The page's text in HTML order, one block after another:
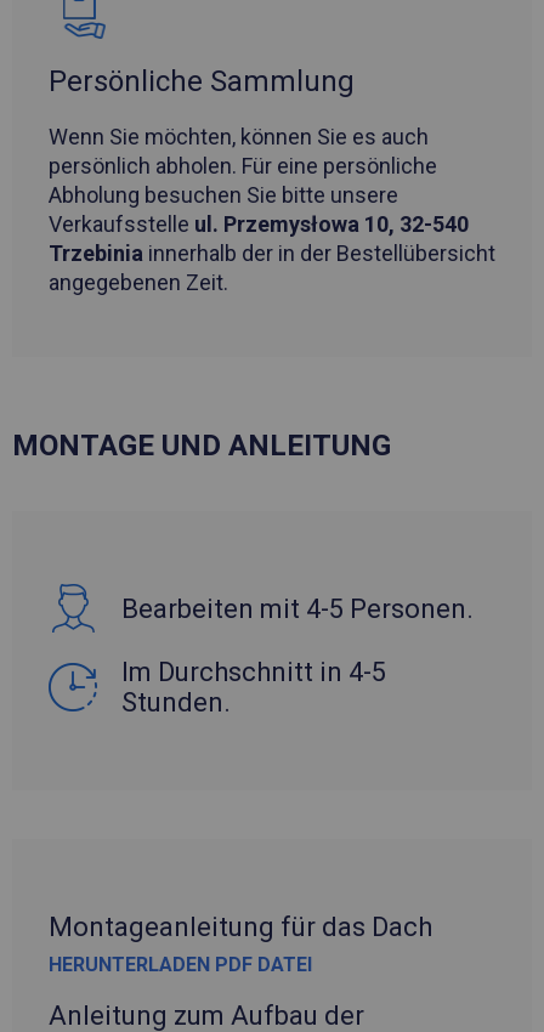
Persönliche Sammlung
Wenn Sie möchten, können Sie es auch
persönlich abholen. Für eine persönliche
Abholung besuchen Sie bitte unsere
Verkaufsstelle ul. Przemysłowa 10, 32-540
Trzebinia innerhalb der in der Bestellübersicht
angegebenen Zeit.
MONTAGE UND ANLEITUNG
Bearbeiten mit 4-5 Personen.
Im Durchschnitt in 4-5
Stunden.
Montageanleitung für das Dach
HERUNTERLADEN PDF DATEI
Anleitung zum Aufbau der